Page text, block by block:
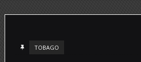
TOBAGO